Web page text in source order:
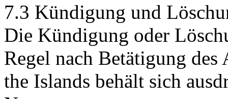
7.3 Kündigung und
Die Kündigung oder
Regel nach Betätigung
the Islands behält sich